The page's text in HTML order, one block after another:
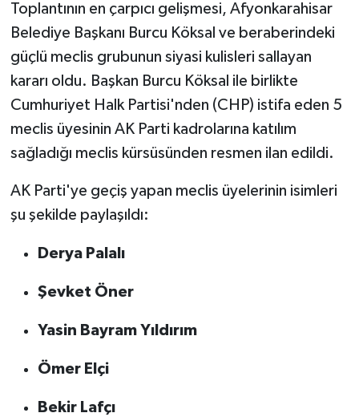
Toplantının en çarpıcı gelişmesi, Afyonkarahisar
Belediye Başkanı Burcu Köksal ve beraberindeki
güçlü meclis grubunun siyasi kulisleri sallayan
kararı oldu. Başkan Burcu Köksal ile birlikte
Cumhuriyet Halk Partisi'nden (CHP) istifa eden 5
meclis üyesinin AK Parti kadrolarına katılım
sağladığı meclis kürsüsünden resmen ilan edildi.
AK Parti'ye geçiş yapan meclis üyelerinin isimleri
şu şekilde paylaşıldı:
Derya Palalı
Şevket Öner
Yasin Bayram Yıldırım
Ömer Elçi
Bekir Lafçı